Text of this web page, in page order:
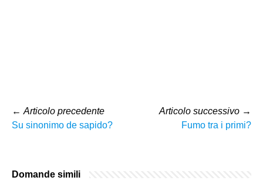
← Articolo precedente
Su sinonimo de sapido?
Articolo successivo →
Fumo tra i primi?
Domande simili